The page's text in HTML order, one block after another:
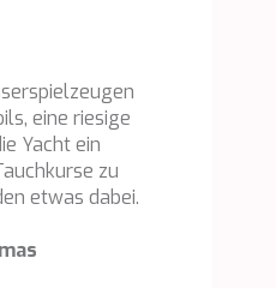
eine riesige
Yacht ein
zu
etwas dabei.